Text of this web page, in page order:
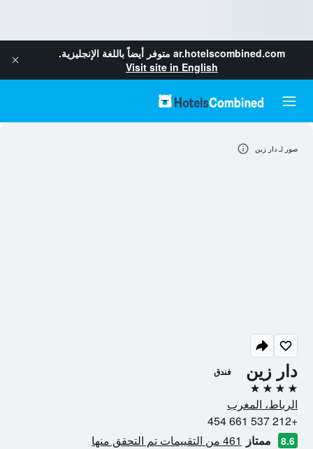
ar.hotelscombined.com متوفر أيضاً باللغة الإنجليزية.
Visit site in English
دار زين فندق
4 نجوم
الرباط، المغرب
+212 537 661 454
8.6 ممتاز 461 من التقييمات تم التحقق منها
صور لـ دار زين